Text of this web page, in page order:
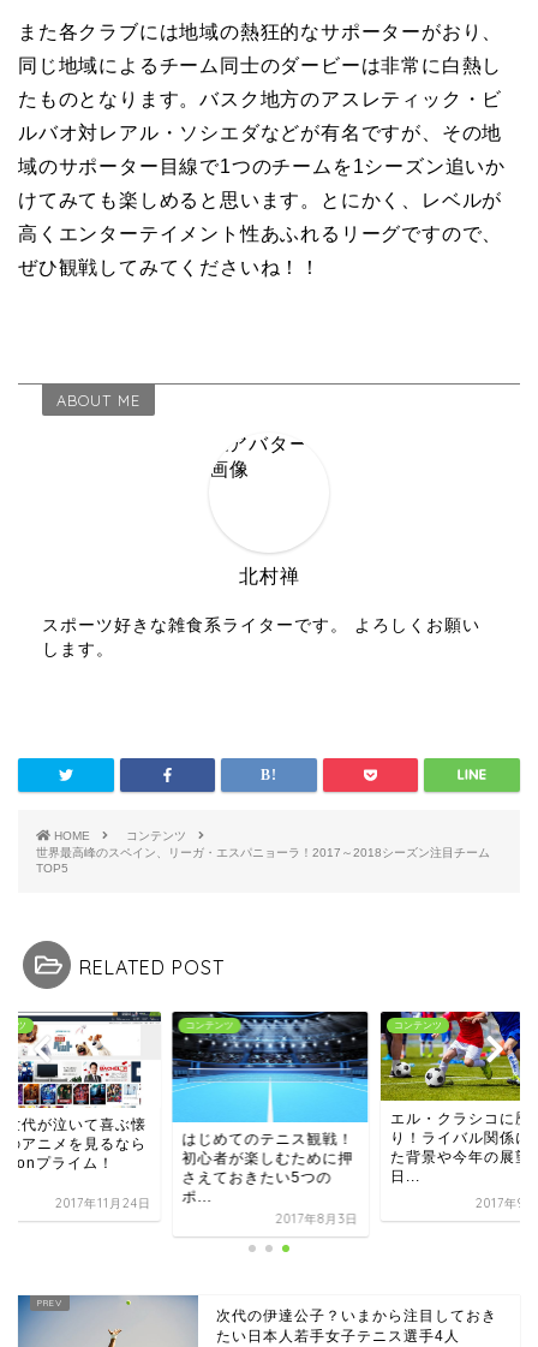
また各クラブには地域の熱狂的なサポーターがおり、
同じ地域によるチーム同士のダービーは非常に白熱し
たものとなります。バスク地方のアスレティック・ビ
ルバオ対レアル・ソシエダなどが有名ですが、その地
域のサポーター目線で1つのチームを1シーズン追いか
けてみても楽しめると思います。とにかく、レベルが
高くエンターテイメント性あふれるリーグですので、
ぜひ観戦してみてくださいね！！
ABOUT ME
北村禅
スポーツ好きな雑食系ライターです。 よろしくお願い
します。
HOME
コンテンツ
世界最高峰のスペイン、リーガ・エスパニョーラ！2017～2018シーズン注目チーム
TOP5
RELATED POST
ンツ
世代が泣いて喜ぶ懐
のアニメを見るなら
プライム！
2017年11月24日
コンテンツ
はじめてのテニス観戦！
初心者が楽しむために押
さえておきたい5つの
ポ...
2017年8月3日
コンテンツ
エル・クラシコに歴
り！ライバル関係に
た背景や今年の展望
日...
2017年9
次代の伊達公子？いまから注目しておき
たい日本人若手女子テニス選手4人